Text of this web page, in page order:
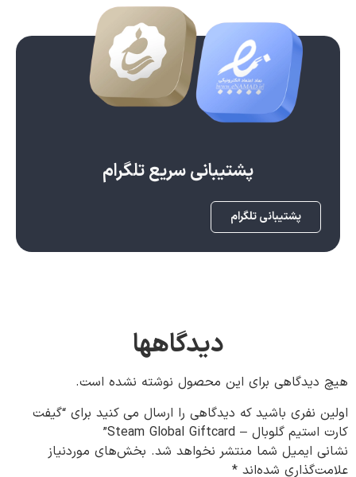
پشتیبانی سریع تلگرام
پشتیبانی تلگرام
دیدگاهها
هیچ دیدگاهی برای این محصول نوشته نشده است.
اولین نفری باشید که دیدگاهی را ارسال می کنید برای “گیفت
کارت استیم گلوبال – Steam Global Giftcard”
نشانی ایمیل شما منتشر نخواهد شد. بخش‌های موردنیاز
علامت‌گذاری شده‌اند *